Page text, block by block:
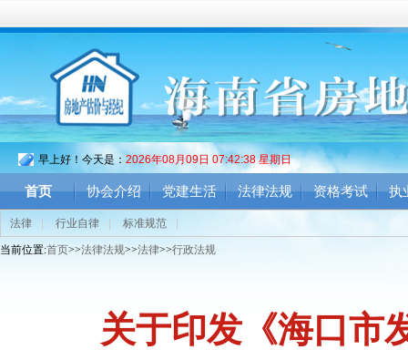
早上好！今天是： 2026年08月09日 07:42:39 星期日
首页 协会介绍 党建生活 法律法规 资格考试 执
法律 行业自律 标准规范
当前位置:首页>>法律法规>>法律>>行政法规
关于印发《海口市